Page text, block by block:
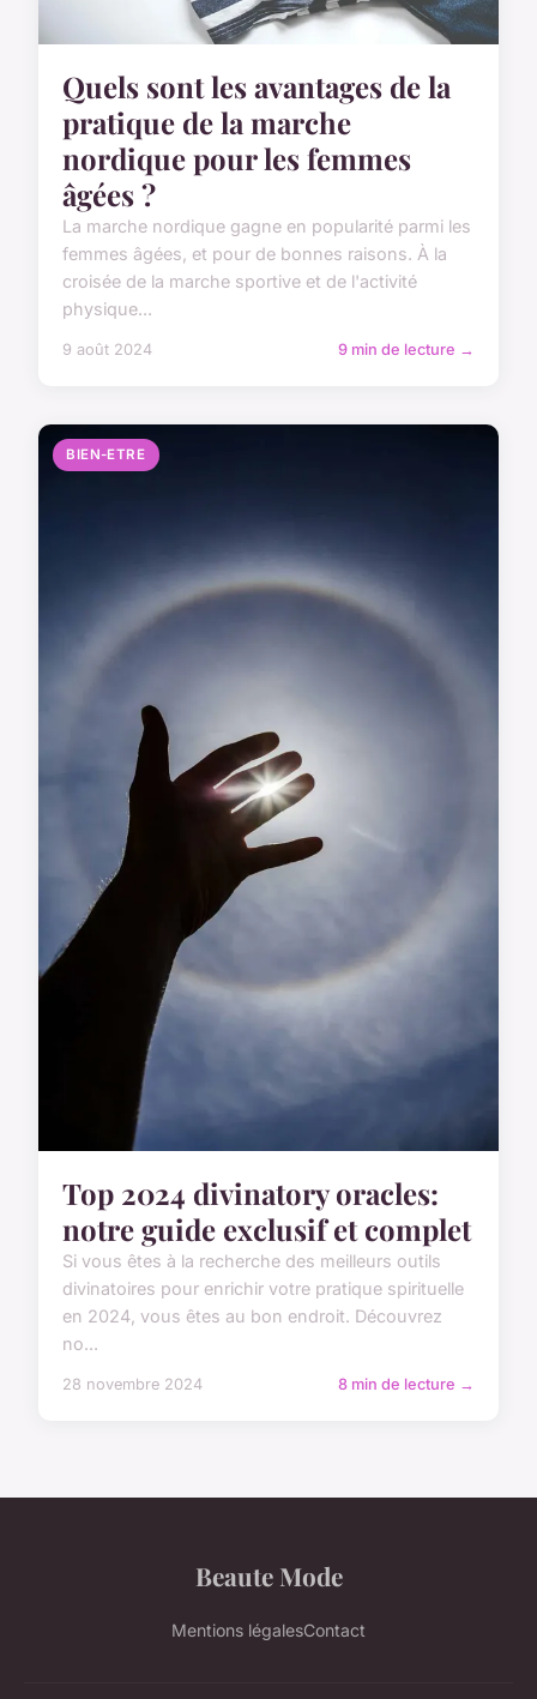
Quels sont les avantages de la
pratique de la marche
nordique pour les femmes
âgées ?
La marche nordique gagne en popularité parmi les
femmes âgées, et pour de bonnes raisons. À la
croisée de la marche sportive et de l'activité
physique...
9 août 2024 9 min de lecture →
BIEN-ETRE
Top 2024 divinatory oracles:
notre guide exclusif et complet
Si vous êtes à la recherche des meilleurs outils
divinatoires pour enrichir votre pratique spirituelle
en 2024, vous êtes au bon endroit. Découvrez
no...
28 novembre 2024 8 min de lecture →
Beaute Mode
Mentions légalesContact